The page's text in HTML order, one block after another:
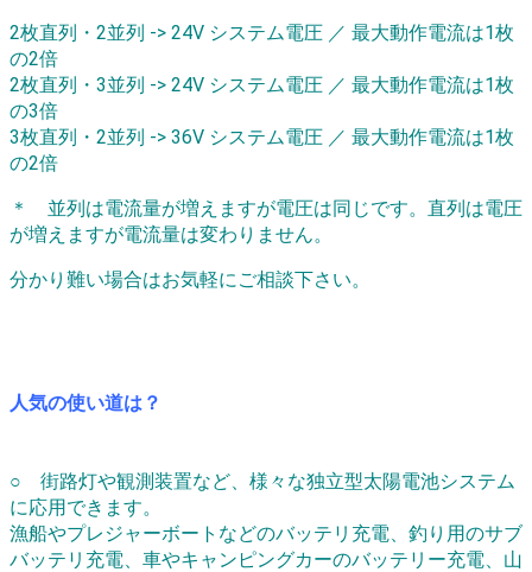
2枚直列・2並列 -> 24V システム電圧 ／ 最大動作電流は1枚
の2倍
2枚直列・3並列 -> 24V システム電圧 ／ 最大動作電流は1枚
の3倍
3枚直列・2並列 -> 36V システム電圧 ／ 最大動作電流は1枚
の2倍
＊ 並列は電流量が増えますが電圧は同じです。直列は電圧
が増えますが電流量は変わりません。
分かり難い場合はお気軽にご相談下さい。
人気の使い道は？
○ 街路灯や観測装置など、様々な独立型太陽電池システム
に応用できます。
漁船やプレジャーボートなどのバッテリ充電、釣り用のサブ
バッテリ充電、車やキャンピングカーのバッテリー充電、山